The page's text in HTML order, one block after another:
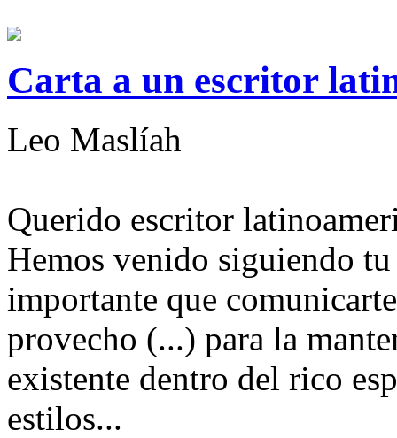
Carta a un escritor
Leo Maslíah
Querido escritor
Hemos venido siguiendo
importante que
provecho (...) para la
existente dentro del rico
estilos...